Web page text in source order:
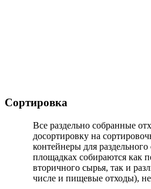
Сортировка
Все раздельно собранные
досортировку на
контейнеры для
площадках собираются как
вторичного сырья, так и
числе и пищевые отходы),